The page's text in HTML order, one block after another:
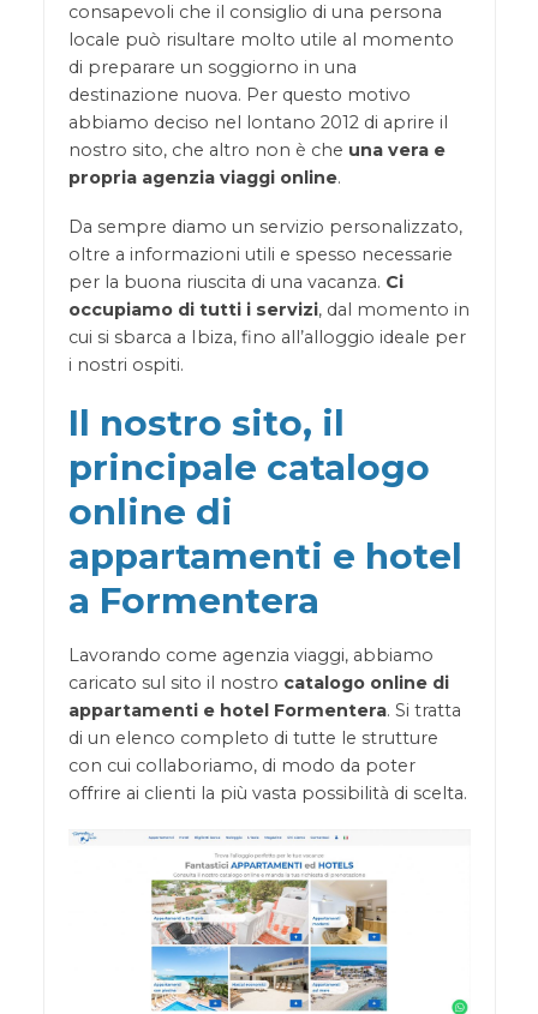
consapevoli che il consiglio di una persona
locale può risultare molto utile al momento
di preparare un soggiorno in una
destinazione nuova. Per questo motivo
abbiamo deciso nel lontano 2012 di aprire il
nostro sito, che altro non è che una vera e
propria agenzia viaggi online.
Da sempre diamo un servizio personalizzato,
oltre a informazioni utili e spesso necessarie
per la buona riuscita di una vacanza. Ci
occupiamo di tutti i servizi, dal momento in
cui si sbarca a Ibiza, fino all’alloggio ideale per
i nostri ospiti.
Il nostro sito, il
principale catalogo
online di
appartamenti e hotel
a Formentera
Lavorando come agenzia viaggi, abbiamo
caricato sul sito il nostro catalogo online di
appartamenti e hotel Formentera. Si tratta
di un elenco completo di tutte le strutture
con cui collaboriamo, di modo da poter
offrire ai clienti la più vasta possibilità di scelta.